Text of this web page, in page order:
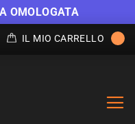
OMOLOGATA
IL MIO CARRELLO